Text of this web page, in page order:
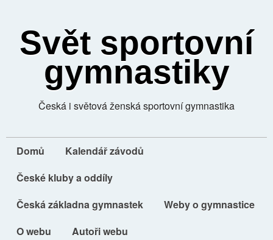
Svět sportovní
gymnastiky
Česká i světová ženská sportovní gymnastika
Domů
Kalendář závodů
České kluby a oddíly
Česká základna gymnastek
Weby o gymnastice
O webu
Autoři webu